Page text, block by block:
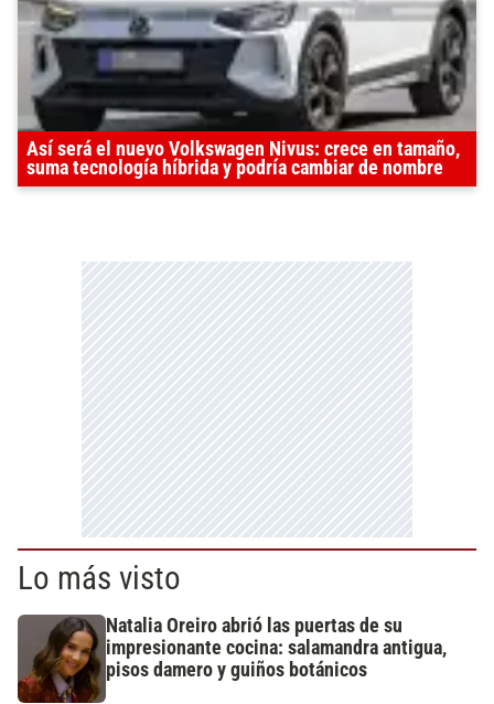
Así será el nuevo Volkswagen Nivus: crece en tamaño,
suma tecnología híbrida y podría cambiar de nombre
Lo más visto
Natalia Oreiro abrió las puertas de su
impresionante cocina: salamandra antigua,
pisos damero y guiños botánicos